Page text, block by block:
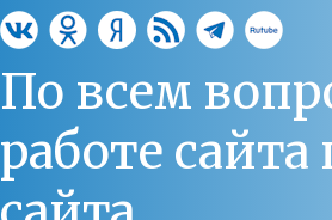
По всем
работе